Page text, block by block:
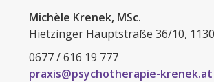
Michèle Krenek, MSc.
Hietzinger Hauptstraße 36/10,
0677 / 616 19 777
praxis@psychotherapie-krenek.at